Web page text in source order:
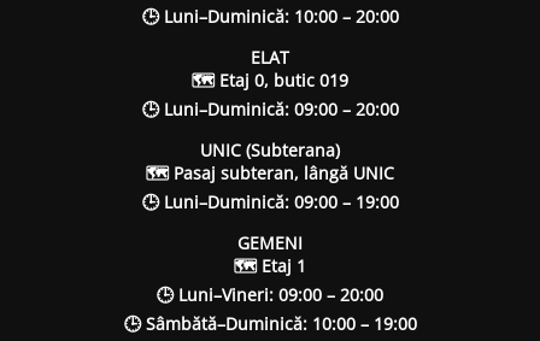
🕒 Luni–Duminică: 10:00 – 20:00
ELAT
🗺 Etaj 0, butic 019
🕒 Luni–Duminică: 09:00 – 20:00
UNIC (Subterana)
🗺 Pasaj subteran, lângă UNIC
🕒 Luni–Duminică: 09:00 – 19:00
GEMENI
🗺 Etaj 1
🕒 Luni–Vineri: 09:00 – 20:00
🕒 Sâmbătă–Duminică: 10:00 – 19:00